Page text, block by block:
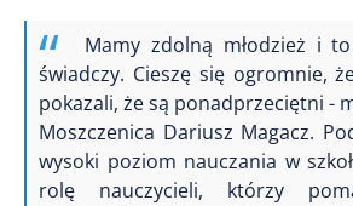
Mamy zdolną młodzież i
świadczy. Cieszę się ogromnie,
pokazali, że są ponadprzeciętni -
Moszczenica Dariusz Magacz.
wysoki poziom nauczania w
rolę nauczycieli, którzy